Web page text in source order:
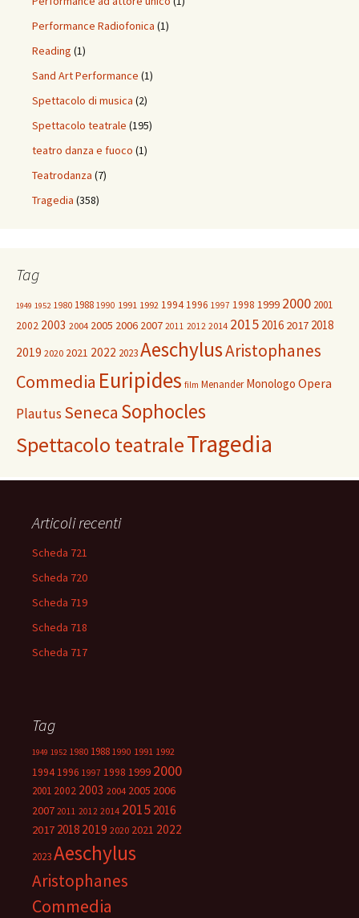
Performance Radiofonica (1)
Reading (1)
Sand Art Performance (1)
Spettacolo di musica (2)
Spettacolo teatrale (195)
teatro danza e fuoco (1)
Teatrodanza (7)
Tragedia (358)
Tag
1949 1952 1980 1988 1990 1991 1992 19941996 1997 1998 1999 2000 2001
2002 2003 2004 2005 2006 2007 2011 2012 2014 2015 2016 2017 2018
2019 2020 2021 2022 2023AeschylusAristophanes
Commedia Euripides film Menander Monologo Opera
PlautusSeneca Sophocles
Spettacolo teatraleTragedia
Articoli recenti
Scheda 721
Scheda 720
Scheda 719
Scheda 718
Scheda 717
Tag
1949 1952 1980 1988 1990 1991 1992
1994 1996 1997 1998 1999 2000
2001 2002 2003 2004 2005 2006
2007 2011 2012 2014 2015 2016
2017 2018 2019 2020 2021 2022
2023Aeschylus
Aristophanes
Commedia